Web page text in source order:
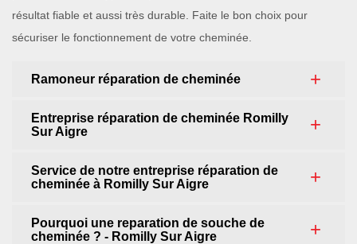
résultat fiable et aussi très durable. Faite le bon choix pour
sécuriser le fonctionnement de votre cheminée.
Ramoneur réparation de cheminée
Entreprise réparation de cheminée Romilly
Sur Aigre
Service de notre entreprise réparation de
cheminée à Romilly Sur Aigre
Pourquoi une reparation de souche de
cheminée ? - Romilly Sur Aigre